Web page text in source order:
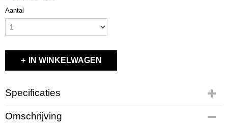
Aantal
IN WINKELWAGEN
Specificaties
Productcode
GLA-035-B
Omschrijving